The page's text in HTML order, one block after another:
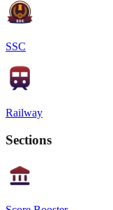
SSC
Railway
Sections